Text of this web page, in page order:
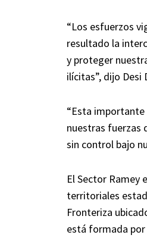
“Los esfuerzos
resultado la
y proteger
ilícitas”, dijo Desi
“Esta importante
nuestras fuerzas
sin control bajo
El Sector Ramey
territoriales
Fronteriza
está formada por